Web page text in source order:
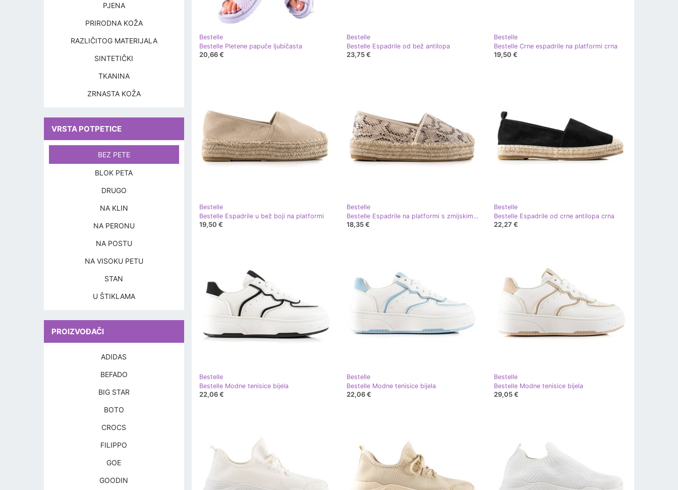
Bestelle
Bestelle Pletene papuče ljubičasta
20,66 €
Bestelle
Bestelle Espadrile od bež antilopa
23,75 €
Bestelle
Bestelle Crne espadrile na platformi crna
19,50 €
Bestelle
Bestelle Espadrile u bež boji na platformi
19,50 €
Bestelle
Bestelle Espadrile na platformi s zmijskim printom bež
18,35 €
Bestelle
Bestelle Espadrile od crne antilopa crna
22,27 €
Bestelle
Bestelle Modne tenisice bijela
22,06 €
Bestelle
Bestelle Modne tenisice bijela
22,06 €
Bestelle
Bestelle Modne tenisice bijela
29,05 €
PJENA
PRIRODNA KOŽA
RAZLIČITOG MATERIJALA
SINTETIČKI
TKANINA
ZRNASTA KOŽA
VRSTA POTPETICE
BEZ PETE
BLOK PETA
DRUGO
NA KLIN
NA PERONU
NA POSTU
NA VISOKU PETU
STAN
U ŠTIKLAMA
PROIZVOĐAČI
ADIDAS
BEFADO
BIG STAR
BOTO
CROCS
FILIPPO
GOE
GOODIN